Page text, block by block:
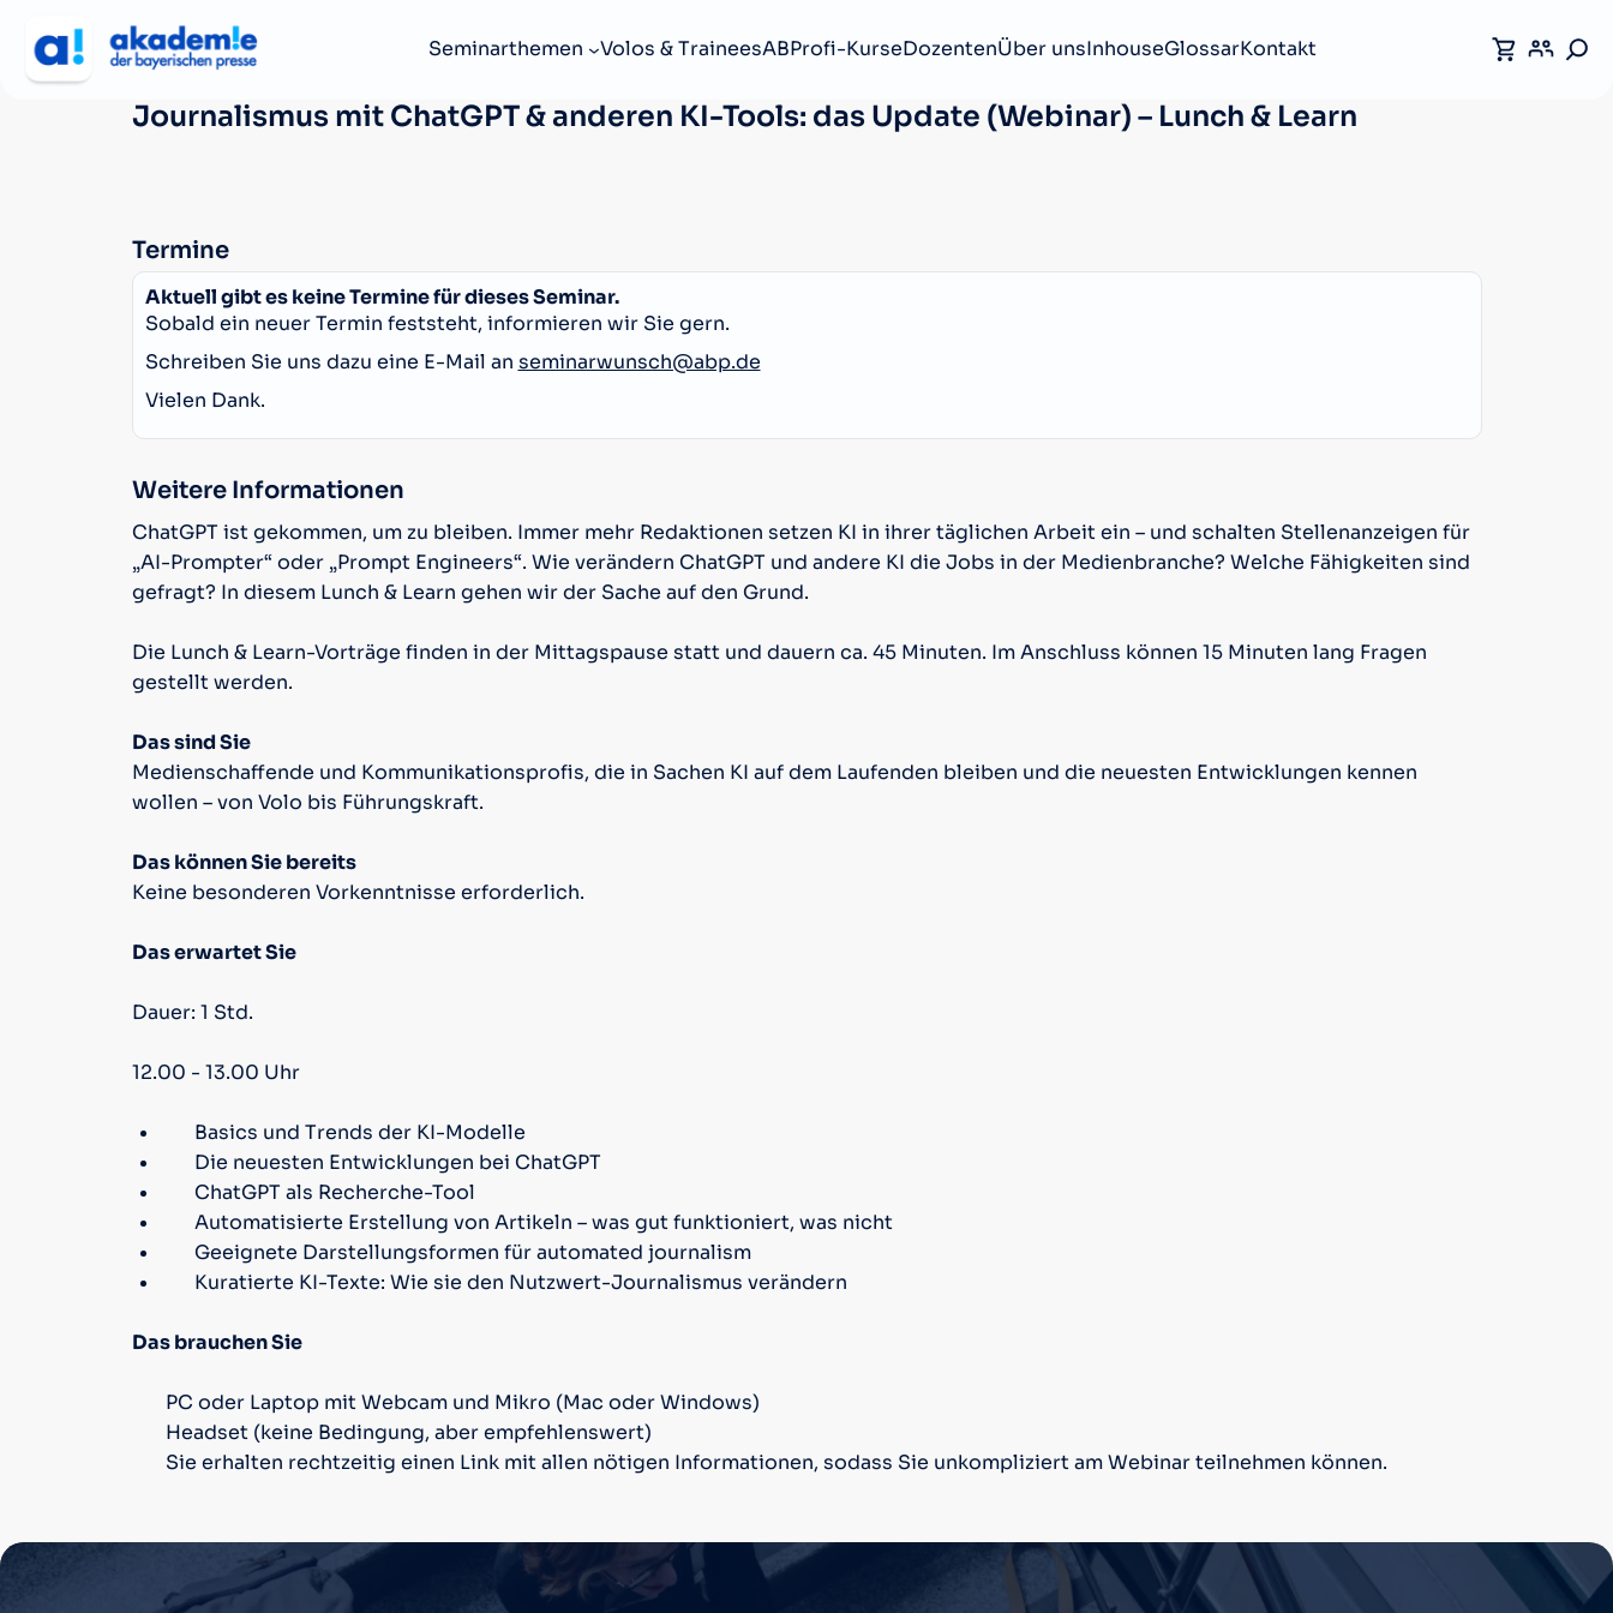
Seminarthemen Volos & TraineesABProfi-KurseDozentenÜber unsInhouseGlossarKontakt
Journalismus mit ChatGPT & anderen KI-Tools: das Update (Webinar) – Lunch & Learn
Termine
Aktuell gibt es keine Termine für dieses Seminar.
Sobald ein neuer Termin feststeht, informieren wir Sie gern.
Schreiben Sie uns dazu eine E-Mail an seminarwunsch@abp.de
Vielen Dank.
Weitere Informationen
ChatGPT ist gekommen, um zu bleiben. Immer mehr Redaktionen setzen KI in ihrer täglichen Arbeit ein – und schalten Stellenanzeigen für
„AI-Prompter“ oder „Prompt Engineers“. Wie verändern ChatGPT und andere KI die Jobs in der Medienbranche? Welche Fähigkeiten sind
gefragt? In diesem Lunch & Learn gehen wir der Sache auf den Grund.
Die Lunch & Learn-Vorträge finden in der Mittagspause statt und dauern ca. 45 Minuten. Im Anschluss können 15 Minuten lang Fragen
gestellt werden.
Das sind Sie
Medienschaffende und Kommunikationsprofis, die in Sachen KI auf dem Laufenden bleiben und die neuesten Entwicklungen kennen
wollen – von Volo bis Führungskraft.
Das können Sie bereits
Keine besonderen Vorkenntnisse erforderlich.
Das erwartet Sie
Dauer: 1 Std.
12.00 - 13.00 Uhr
Basics und Trends der KI-Modelle
Die neuesten Entwicklungen bei ChatGPT
ChatGPT als Recherche-Tool
Automatisierte Erstellung von Artikeln – was gut funktioniert, was nicht
Geeignete Darstellungsformen für automated journalism
Kuratierte KI-Texte: Wie sie den Nutzwert-Journalismus verändern
Das brauchen Sie
PC oder Laptop mit Webcam und Mikro (Mac oder Windows)
Headset (keine Bedingung, aber empfehlenswert)
Sie erhalten rechtzeitig einen Link mit allen nötigen Informationen, sodass Sie unkompliziert am Webinar teilnehmen können.